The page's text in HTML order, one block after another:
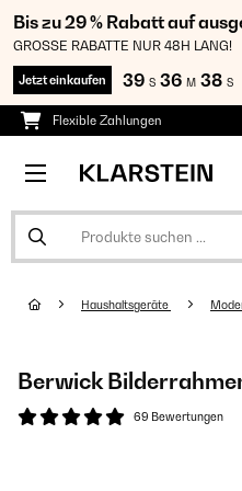
Bis zu 29 % Rabatt auf
GROSSE RABATTE NUR 48H LANG!
Jetzt einkaufen 39 S 36 M 38 S
Flexible Zahlungen
Haushaltsgeräte
Berwick
69 Bewertungen